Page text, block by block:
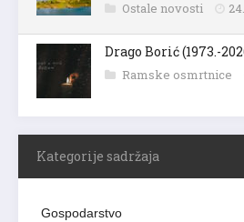
Ostale novosti
Drago Borić (1973.-
Ramske osmrtnice
Kategorije sadržaja
Gospodarstvo